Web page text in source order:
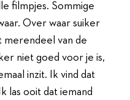
filmpjes. Sommige
Over waar suiker
merendeel van de
niet goed voor je is,
inzit. Ik vind dat
las ooit dat iemand